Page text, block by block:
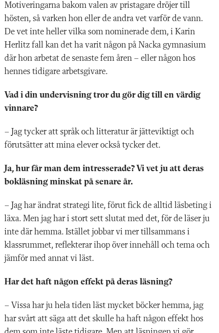
Motiveringarna bakom valen av pristagare dröjer till
hösten, så varken hon eller de andra vet varför de vann.
De vet inte heller vilka som nominerade dem, i Karin
Herlitz fall kan det ha varit någon på Nacka gymnasium
där hon arbetat de senaste fem åren – eller någon hos
hennes tidigare arbetsgivare.
Vad i din undervisning tror du gör dig till en värdig
vinnare?
– Jag tycker att språk och litteratur är jätteviktigt och
förutsätter att mina elever också tycker det.
Ja, hur får man dem intresserade? Vi vet ju att deras
bokläsning minskat på senare år.
– Jag har ändrat strategi lite, förut fick de alltid läsbeting i
läxa. Men jag har i stort sett slutat med det, för de läser ju
inte där hemma. Istället jobbar vi mer tillsammans i
klassrummet, reflekterar ihop över innehåll och tema och
jämför med annat vi läst.
Har det haft någon effekt på deras läsning?
– Vissa har ju hela tiden läst mycket böcker hemma, jag
har svårt att säga att det skulle ha haft någon effekt hos